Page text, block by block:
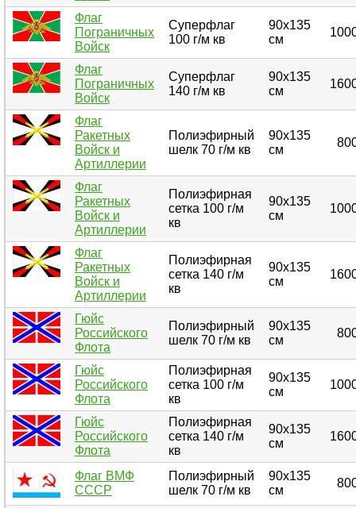
Флаг
Пограничных
Войск
Суперфлаг
100 г/м кв
90х135
см
Флаг
Пограничных
Войск
Суперфлаг
140 г/м кв
90х135
см
Флаг
Ракетных
Войск и
Артиллерии
Полиэфирный
шелк 70 г/м кв
90х135
см
Флаг
Ракетных
Войск и
Артиллерии
Полиэфирная
сетка 100 г/м
кв
90х135
см
Флаг
Ракетных
Войск и
Артиллерии
Полиэфирная
сетка 140 г/м
кв
90х135
см
Гюйс
Российского
Флота
Полиэфирный
шелк 70 г/м кв
90х135
см
Гюйс
Российского
Флота
Полиэфирная
сетка 100 г/м
кв
90х135
см
Гюйс
Российского
Флота
Полиэфирная
сетка 140 г/м
кв
90х135
см
Флаг ВМФ
СССР
Полиэфирный
шелк 70 г/м кв
90х135
см